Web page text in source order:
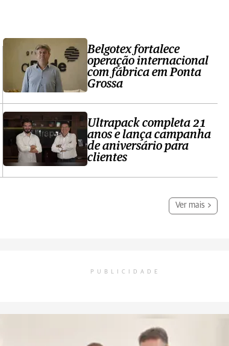
Belgotex fortalece
operação internacional
com fábrica em Ponta
Grossa
Ultrapack completa 21
anos e lança campanha
de aniversário para
clientes
Ver mais
PUBLICIDADE